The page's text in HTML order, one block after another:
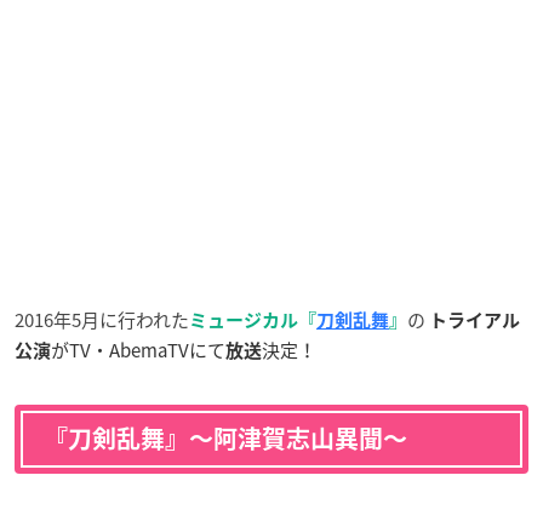
2016年5月に行われた ミュージカル『刀剣乱舞 』 の トライアル
公演がTV・AbemaTVにて放送決定！
『刀剣乱舞』〜阿津賀志山異聞〜